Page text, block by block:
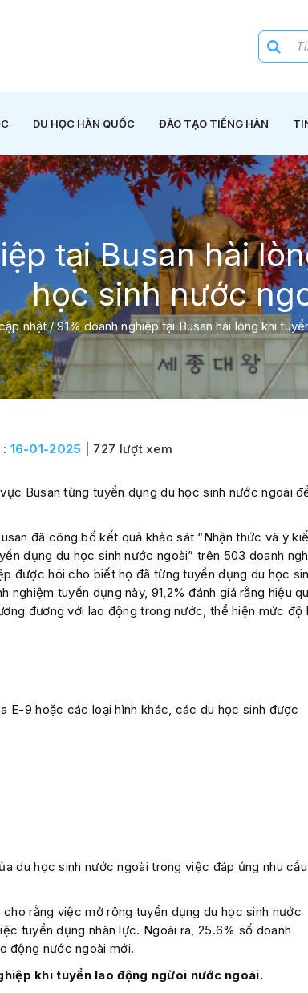
DU HỌC HÀN QUỐC ĐÀO TẠO TIẾNG HÀN
tại Busan hài
học sinh nước
nhật/91% doanh nghiệp tại Busan hài lòng khi
16-01-2025 | 727 lượt xem
Busan từng tuyển dụng du học sinh nước ngoài
đã công bố kết quả khảo sát “Nhận thức và ý
dụng du học sinh nước ngoài” trên 503 doanh
được hỏi cho biết họ đã từng tuyển dụng du học
tuyển dụng này, 91,2% đánh giá rằng hiệu
đương với lao động trong nước, thể hiện mức độ
E-9 hoặc các loại hình khác, các du học sinh được
du học sinh nước ngoài trong việc đáp ứng nhu cầu
rằng việc mở rộng tuyển dụng du học sinh nước
tuyển dụng nhân lực. Ngoài ra, 25.6% số doanh
động nước ngoài mới.
khi tuyển lao động ngừoi nước ngoài.